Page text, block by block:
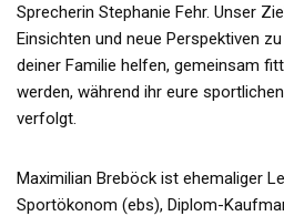
Sprecherin Stephanie Fehr. Unser
Einsichten und neue Perspektiven
deiner Familie helfen, gemeinsam
werden, während ihr eure
verfolgt.
Maximilian Breböck ist ehemaliger
Sportökonom (ebs), Diplom-